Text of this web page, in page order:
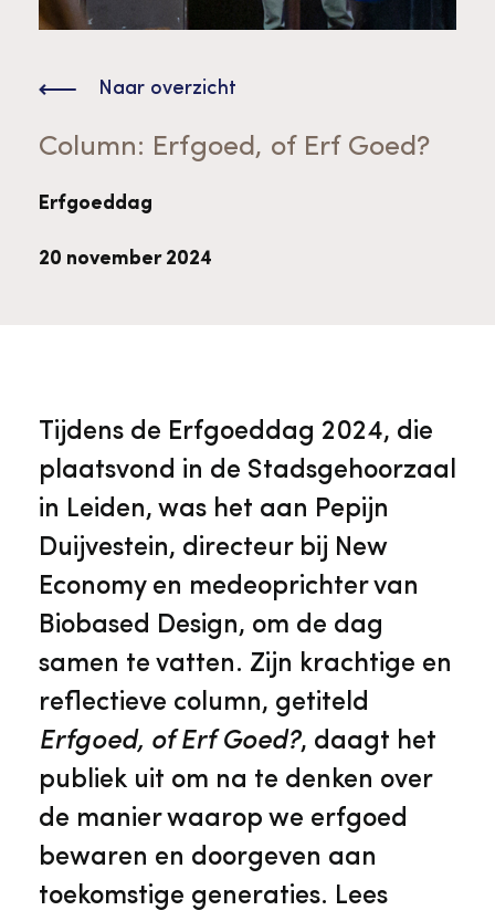
Ergoedvrijwilligersprijs
Thema's
Advies en ondersteuning voor
vrijwilligers
Advies en ondersteuning voor
erfgoedinstellingen en musea
Museumplatform Zuid-Holland
Collectiebeheer
Geschiedenis van Zuid-Holland
Ervenconsulent
Bekijk alle diensten
Aanvraagformulier
Tarieven en algemene voorwaarden
Veelgestelde vragen
Ons team
Over de Monumentenwacht
Voorpagina Monumentenwacht
Onze medewerkers
Raad van Toezicht
Jaarstukken
Vacatures
Tarieven
Algemene voorwaarden
Bekijk meer over ons
Column: Erfgoed, of Erf Goed?
Erfgoeddag
20 november 2024
Naar overzicht
Tijdens de Erfgoeddag 2024, die
plaatsvond in de Stadsgehoorzaal
in Leiden, was het aan Pepijn
Duijvestein, directeur bij New
Economy en medeoprichter van
Biobased Design, om de dag
samen te vatten. Zijn krachtige en
reflectieve column, getiteld
Erfgoed, of Erf Goed?, daagt het
publiek uit om na te denken over
de manier waarop we erfgoed
bewaren en doorgeven aan
toekomstige generaties. Lees